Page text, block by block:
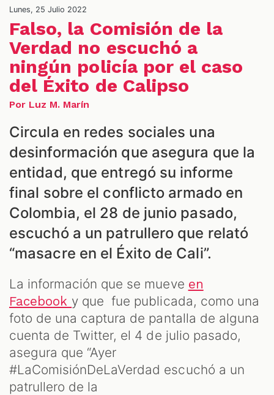
Lunes, 25 Julio 2022
Falso, la Comisión de la
Verdad no escuchó a
ningún policía por el caso
del Éxito de Calipso
Por Luz M. Marín
Circula en redes sociales una
desinformación que asegura que la
entidad, que entregó su informe
final sobre el conflicto armado en
Colombia, el 28 de junio pasado,
escuchó a un patrullero que relató
“masacre en el Éxito de Cali”.
La información que se mueve en
Facebook y que fue publicada, como una
foto de una captura de pantalla de alguna
cuenta de Twitter, el 4 de julio pasado,
asegura que “Ayer
#LaComisiónDeLaVerdad escuchó a un
patrullero de la